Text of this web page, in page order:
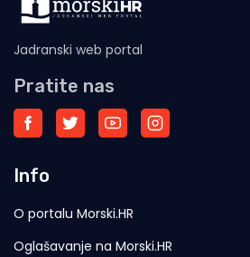
Jadranski web portal
Pratite nas
Info
O portalu Morski.HR
Oglašavanje na Morski.HR